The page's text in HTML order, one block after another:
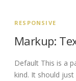
RESPONSIVE
Markup:
Default This is a
kind. It should